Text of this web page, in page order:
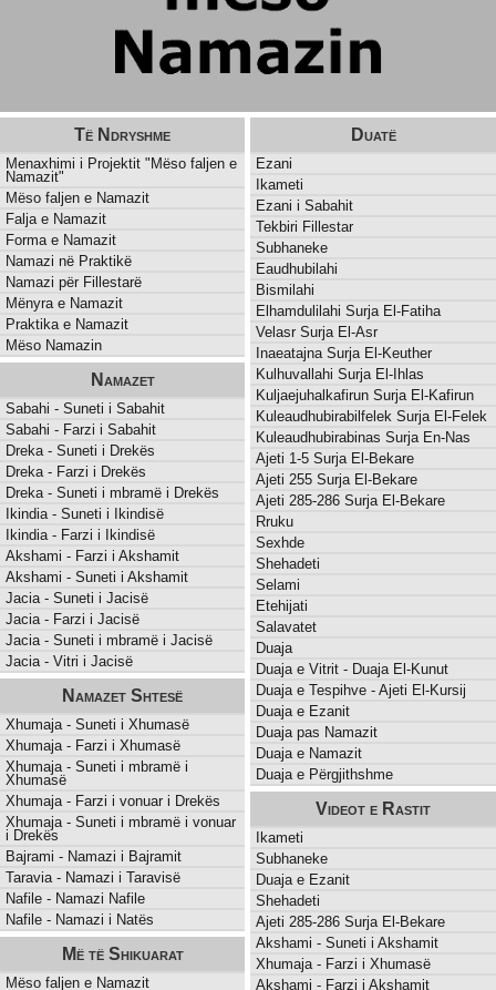
Të Ndryshme
Menaxhimi i Projektit "Mëso faljen e
Namazit"
Mëso faljen e Namazit
Falja e Namazit
Forma e Namazit
Namazi në Praktikë
Namazi për Fillestarë
Mënyra e Namazit
Praktika e Namazit
Mëso Namazin
Namazet
Sabahi - Suneti i Sabahit
Sabahi - Farzi i Sabahit
Dreka - Suneti i Drekës
Dreka - Farzi i Drekës
Dreka - Suneti i mbramë i Drekës
Ikindia - Suneti i Ikindisë
Ikindia - Farzi i Ikindisë
Akshami - Farzi i Akshamit
Akshami - Suneti i Akshamit
Jacia - Suneti i Jacisë
Jacia - Farzi i Jacisë
Jacia - Suneti i mbramë i Jacisë
Jacia - Vitri i Jacisë
Namazet Shtesë
Xhumaja - Suneti i Xhumasë
Xhumaja - Farzi i Xhumasë
Xhumaja - Suneti i mbramë i
Xhumasë
Xhumaja - Farzi i vonuar i Drekës
Xhumaja - Suneti i mbramë i vonuar
i Drekës
Bajrami - Namazi i Bajramit
Taravia - Namazi i Taravisë
Nafile - Namazi Nafile
Nafile - Namazi i Natës
Më të Shikuarat
Mëso faljen e Namazit
Duatë
Ezani
Ikameti
Ezani i Sabahit
Tekbiri Fillestar
Subhaneke
Eaudhubilahi
Bismilahi
Elhamdulilahi Surja El-Fatiha
Velasr Surja El-Asr
Inaeatajna Surja El-Keuther
Kulhuvallahi Surja El-Ihlas
Kuljaejuhalkafirun Surja El-Kafirun
Kuleaudhubirabilfelek Surja El-Felek
Kuleaudhubirabinas Surja En-Nas
Ajeti 1-5 Surja El-Bekare
Ajeti 255 Surja El-Bekare
Ajeti 285-286 Surja El-Bekare
Rruku
Sexhde
Shehadeti
Selami
Etehijati
Salavatet
Duaja
Duaja e Vitrit - Duaja El-Kunut
Duaja e Tespihve - Ajeti El-Kursij
Duaja e Ezanit
Duaja pas Namazit
Duaja e Namazit
Duaja e Përgjithshme
Videot e Rastit
Ikameti
Subhaneke
Duaja e Ezanit
Shehadeti
Ajeti 285-286 Surja El-Bekare
Akshami - Suneti i Akshamit
Xhumaja - Farzi i Xhumasë
Akshami - Farzi i Akshamit